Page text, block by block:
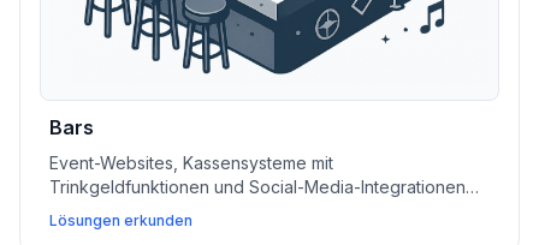
Bars
Event-Websites, Kassensysteme mit
Trinkgeldfunktionen und Social-Media-Integrationen
helfen Bars und Nachtlokalen, Reservierungen zu
verwalten, Veranstaltungen zu fördern und den
Lösungen erkunden